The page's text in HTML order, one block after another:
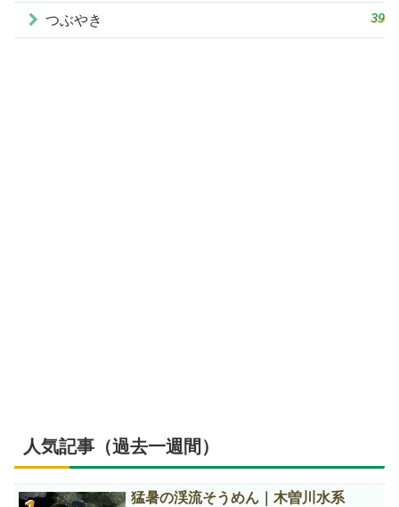
つぶやき 39
人気記事（過去一週間）
猛暑の渓流そうめん｜木曽川水系